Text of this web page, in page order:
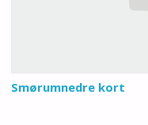
Smørumnedre kort